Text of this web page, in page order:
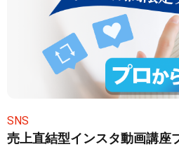
SNS
売上直結型インスタ動画講座